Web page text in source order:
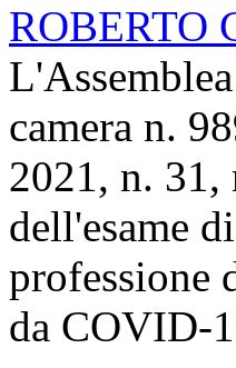
ROBERTO
camera n.
2021, n. 31,
dell'esame
professione
da COVID-